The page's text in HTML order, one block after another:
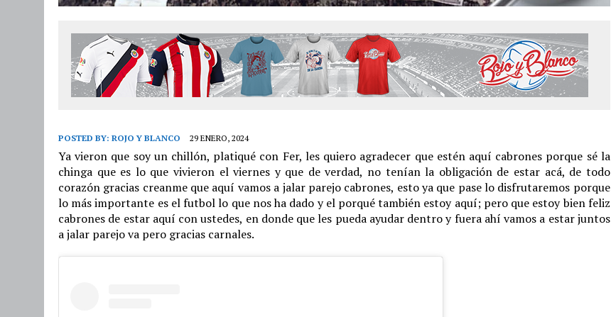
POSTED BY: ROJO Y BLANCO 29 ENERO, 2024
Ya vieron que soy un chillón, platiqué con Fer, les quiero agradecer que estén aquí cabrones porque sé la
chinga que es lo que vivieron el viernes y que de verdad, no tenían la obligación de estar acá, de todo
corazón gracias creanme que aquí vamos a jalar parejo cabrones, esto ya que pase lo disfrutaremos porque
lo más importante es el futbol lo que nos ha dado y el porqué también estoy aquí; pero que estoy bien feliz
cabrones de estar aquí con ustedes, en donde que les pueda ayudar dentro y fuera ahí vamos a estar juntos
a jalar parejo va pero gracias carnales.